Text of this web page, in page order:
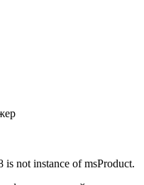
not instance of msProduct.